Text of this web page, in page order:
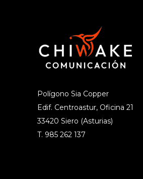
Polígono Sia Copper
Edif. Centroastur, Oficina 21
33420 Siero (Asturias)
T. 985 262 137